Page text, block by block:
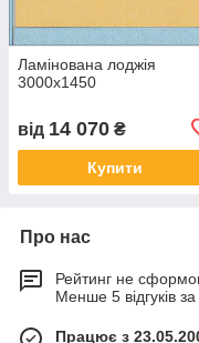
Ламінована лоджія
3000х1450
від 14 070 ₴
Купити
Про нас
Рейтинг не
Менше 5 відгуків за
Працює з